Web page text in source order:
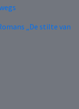
„De stilte van